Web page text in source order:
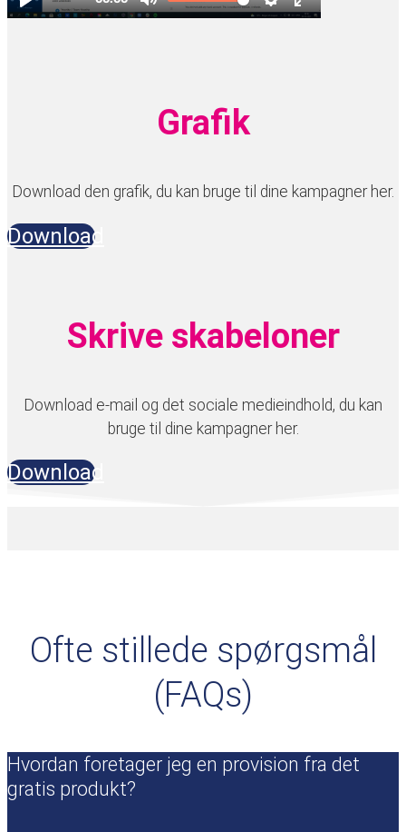
Grafik
Download den grafik, du kan bruge til dine kampagner her.
Download
Skrive skabeloner
Download e-mail og det sociale medieindhold, du kan
bruge til dine kampagner her.
Download
Ofte stillede spørgsmål
(FAQs)
Hvordan foretager jeg en provision fra det
gratis produkt?